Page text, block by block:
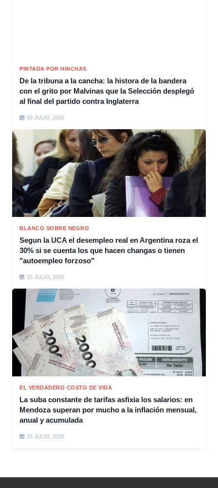
PINTADA POR HINCHAS
De la tribuna a la cancha: la histora de la bandera
con el grito por Malvinas que la Selección desplegó
al final del partido contra Inglaterra
16 JULIO, 2026
BLANCO SOBRE NEGRO
Segun la UCA el desempleo real en Argentina roza el
30% si se cuenta los que hacen changas o tienen
"autoempleo forzoso"
15 JULIO, 2026
EL VERDADERO COSTO DE VIDA
La suba constante de tarifas asfixia los salarios: en
Mendoza superan por mucho a la inflación mensual,
anual y acumulada
15 JULIO, 2026